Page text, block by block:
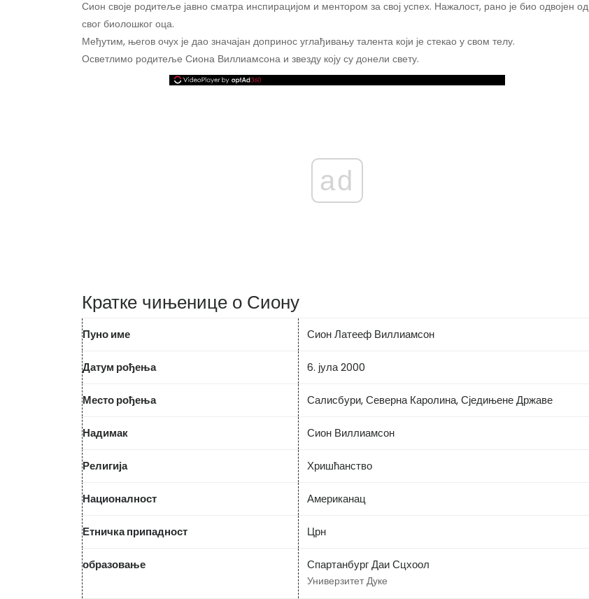
Сион своје родитеље јавно сматра инспирацијом и ментором за свој успех. Нажалост, рано је био одвојен од
свог биолошког оца.
Међутим, његов очух је дао значајан допринос углађивању талента који је стекао у свом телу.
Осветлимо родитеље Сиона Виллиамсона и звезду коју су донели свету.
ad
Кратке чињенице о Сиону
Пуно име Сион Латееф Виллиамсон
Датум рођења 6. јула 2000
Место рођења Салисбури, Северна Каролина, Сједињене Државе
Надимак Сион Виллиамсон
Религија Хришћанство
Националност Американац
Етничка припадност Црн
образовање Спартанбург Даи Сцхоол
Универзитет Дуке